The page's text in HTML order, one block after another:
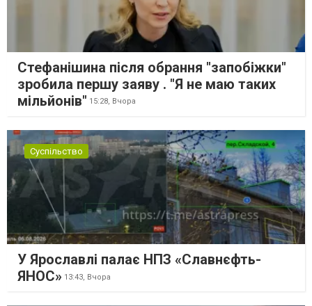
Стефанішина після обрання "запобіжки"
зробила першу заяву . "Я не маю таких
мільйонів" 15:28, Вчора
Суспільство
У Ярославлі палає НПЗ «Славнєфть-
ЯНОС» 13:43, Вчора